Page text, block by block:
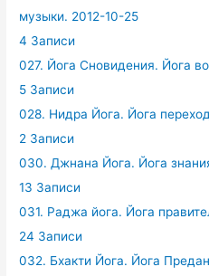
музыки. 2012-10-25
4 Записи
027. Йога Сновидения. Йога
5 Записи
028. Нидра Йога. Йога
2 Записи
030. Джнана Йога. Йога
13 Записи
031. Раджа йога. Йога
24 Записи
032. Бхакти Йога. Йога